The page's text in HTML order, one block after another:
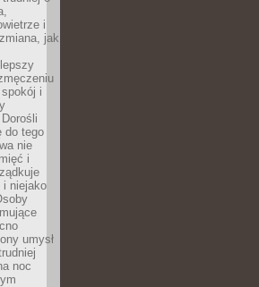
i
jak
i
do tego
nie
i
i niejako
umysł
noc